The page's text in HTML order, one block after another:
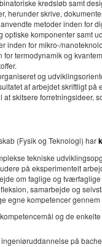
kredsløb samt
herunder skrive,
metoder inden for
komponenter samt
inden for mikro-/
termodynamik og
og
af arbejdet skriftligt
skitsere forretningsideer,
(Fysik og Teknologi) har
tekniske
på eksperimentelt
om faglige og
samarbejde og
egne kompetencer
og de
på